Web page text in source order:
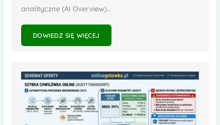
analityczne (AI Overview)...
DOWIEDZ SIĘ WIĘCEJ